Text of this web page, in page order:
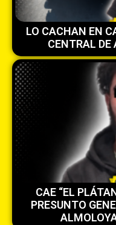
LO CACHAN EN
CENTRAL DE
CAE “EL
PRESUNTO